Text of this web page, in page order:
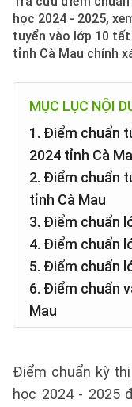
học 2024 - 2025,
tuyển vào lớp 10
tỉnh Cà Mau chính
MỤC LỤC NỘI
1. Điểm chuẩn
2024 tỉnh Cà
2. Điểm chuẩn
tỉnh Cà Mau
3. Điểm chuẩn
4. Điểm chuẩn
5. Điểm chuẩn
6. Điểm chuẩn
Mau
Điểm chuẩn kỳ
học 2024 - 2025